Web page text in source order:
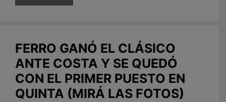
FERRO GANÓ EL CLÁSICO
ANTE COSTA Y SE QUEDÓ
CON EL PRIMER PUESTO EN
QUINTA (MIRÁ LAS FOTOS)